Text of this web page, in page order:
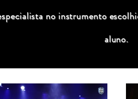
no instrumento
aluno.